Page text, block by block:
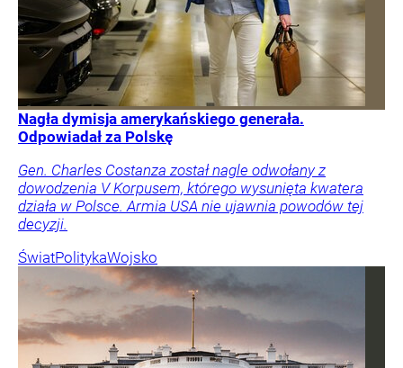
Nagła dymisja amerykańskiego generała.
Odpowiadał za Polskę
Gen. Charles Costanza został nagle odwołany z
dowodzenia V Korpusem, którego wysunięta kwatera
działa w Polsce. Armia USA nie ujawnia powodów tej
decyzji.
ŚwiatPolitykaWojsko